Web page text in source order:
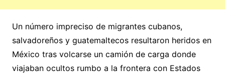
Un número impreciso de migrantes cubanos,
salvadoreños y guatemaltecos resultaron heridos en
México tras volcarse un camión de carga donde
viajaban ocultos rumbo a la frontera con Estados